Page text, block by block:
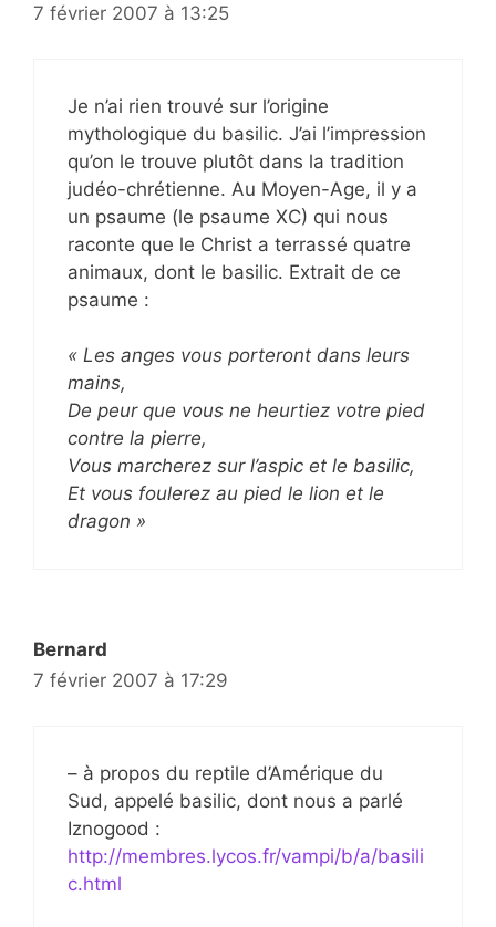
7 février 2007 à 13:25
Je n’ai rien trouvé sur l’origine
mythologique du basilic. J’ai l’impression
qu’on le trouve plutôt dans la tradition
judéo-chrétienne. Au Moyen-Age, il y a
un psaume (le psaume XC) qui nous
raconte que le Christ a terrassé quatre
animaux, dont le basilic. Extrait de ce
psaume :
« Les anges vous porteront dans leurs
mains,
De peur que vous ne heurtiez votre pied
contre la pierre,
Vous marcherez sur l’aspic et le basilic,
Et vous foulerez au pied le lion et le
dragon »
Bernard
7 février 2007 à 17:29
– à propos du reptile d’Amérique du
Sud, appelé basilic, dont nous a parlé
Iznogood :
http://membres.lycos.fr/vampi/b/a/basili
c.html